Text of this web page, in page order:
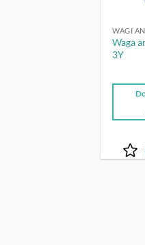
WAGI
Waga
3Y